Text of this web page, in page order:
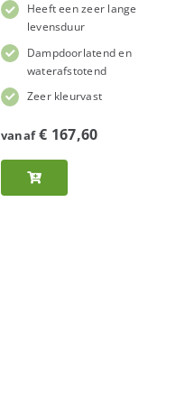
Heeft een zeer lange
levensduur
Dampdoorlatend en
waterafstotend
Zeer kleurvast
vanaf € 167,60